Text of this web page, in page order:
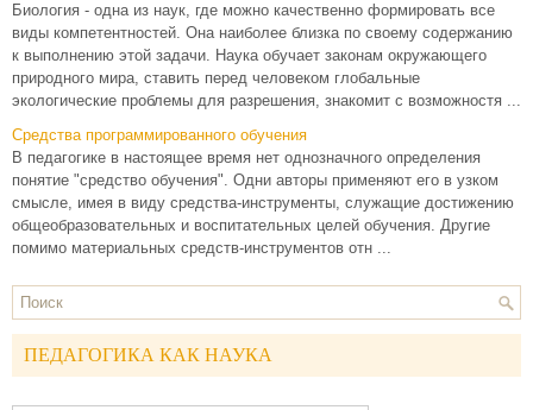
Биология - одна из наук, где можно качественно формировать все
виды компетентностей. Она наиболее близка по своему содержанию
к выполнению этой задачи. Наука обучает законам окружающего
природного мира, ставить перед человеком глобальные
экологические проблемы для разрешения, знакомит с возможностя ...
Средства программированного обучения
В педагогике в настоящее время нет однозначного определения
понятие "средство обучения". Одни авторы применяют его в узком
смысле, имея в виду средства-инструменты, служащие достижению
общеобразовательных и воспитательных целей обучения. Другие
помимо материальных средств-инструментов отн ...
ПЕДАГОГИКА КАК НАУКА